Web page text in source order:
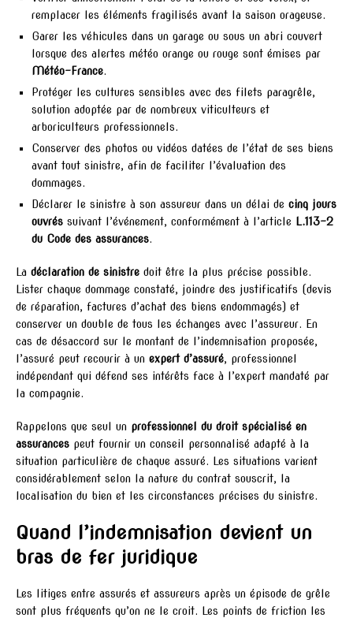
remplacer les éléments fragilisés avant la saison orageuse.
Garer les véhicules dans un garage ou sous un abri couvert
lorsque des alertes météo orange ou rouge sont émises par
Météo-France.
Protéger les cultures sensibles avec des filets paragrêle,
solution adoptée par de nombreux viticulteurs et
arboriculteurs professionnels.
Conserver des photos ou vidéos datées de l’état de ses biens
avant tout sinistre, afin de faciliter l’évaluation des
dommages.
Déclarer le sinistre à son assureur dans un délai de cinq jours
ouvrés suivant l’événement, conformément à l’article L.113-2
du Code des assurances.
La déclaration de sinistre doit être la plus précise possible.
Lister chaque dommage constaté, joindre des justificatifs (devis
de réparation, factures d’achat des biens endommagés) et
conserver un double de tous les échanges avec l’assureur. En
cas de désaccord sur le montant de l’indemnisation proposée,
l’assuré peut recourir à un expert d’assuré, professionnel
indépendant qui défend ses intérêts face à l’expert mandaté par
la compagnie.
Rappelons que seul un professionnel du droit spécialisé en
assurances peut fournir un conseil personnalisé adapté à la
situation particulière de chaque assuré. Les situations varient
considérablement selon la nature du contrat souscrit, la
localisation du bien et les circonstances précises du sinistre.
Quand l’indemnisation devient un
bras de fer juridique
Les litiges entre assurés et assureurs après un épisode de grêle
sont plus fréquents qu’on ne le croit. Les points de friction les